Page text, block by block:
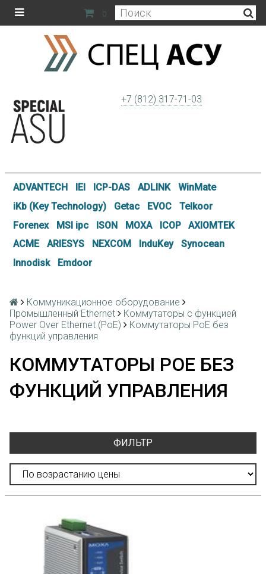
0
+7 (812) 317-71-03
ADVANTECH IEI ICP-DAS ADLINK
WinMate
iKb (Key Technology)
Getac EVOC
Telkoor
Forenex
MSI ipc ISON MOXA ICOP
AXIOMTEK
ACME
ARIESYS NEXCOM InduKey
Synocean
Innodisk
Emdoor
Коммуникационное оборудование
Промышленный Ethernet
Коммутаторы с функцией
Power Over Ethernet (PoE)
Коммутаторы PoE без
функций управления
КОММУТАТОРЫ POE БЕЗ
ФУНКЦИЙ УПРАВЛЕНИЯ
ФИЛЬТР